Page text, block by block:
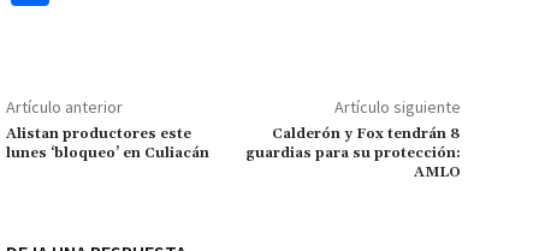
o
k
p
p
ge
r
m Li
n
k
p
ar
Artículo anterior
Alistan productores este
lunes ‘bloqueo’ en Culiacán
Artículo siguiente
Calderón y Fox tendrán 8
guardias para su protección:
AMLO